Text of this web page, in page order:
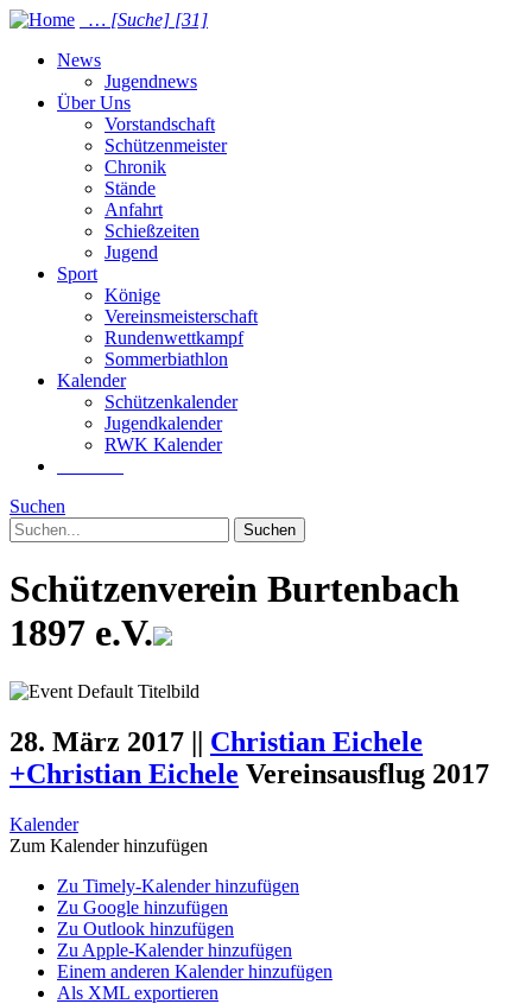
… [Suche] [31]
News
Jugendnews
Über Uns
Vorstandschaft
Schützenmeister
Chronik
Stände
Anfahrt
Schießzeiten
Jugend
Sport
Könige
Vereinsmeisterschaft
Rundenwettkampf
Sommer­biathlon
Kalender
Schützenkalender
Jugendkalender
RWK Kalender
Suchen
Suchen
Schützenverein Burtenbach
1897 e.V.
28. März 2017 || Christian Eichele
+Christian Eichele Vereinsausflug 2017
Kalender
Zum Kalender hinzufügen
Zu Timely-Kalender hinzufügen
Zu Google hinzufügen
Zu Outlook hinzufügen
Zu Apple-Kalender hinzufügen
Einem anderen Kalender hinzufügen
Als XML exportieren